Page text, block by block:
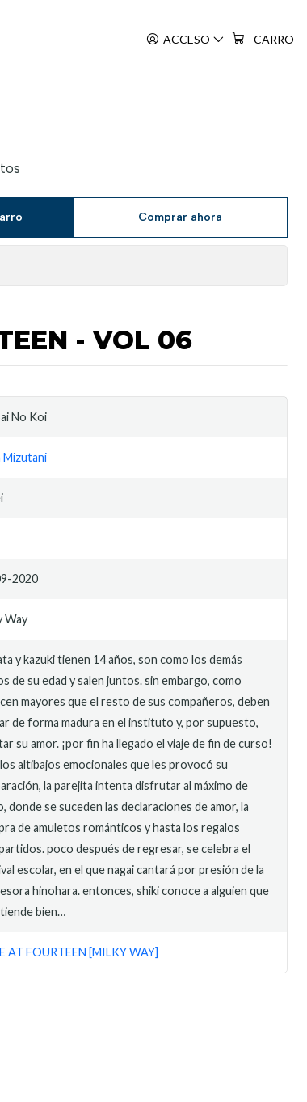
ACCESO CARRO
Comprar ahora
- VOL 06
No Koi
Mizutani
2020
Way
y kazuki tienen 14 años, son como los demás
de su edad y salen juntos. sin embargo, como
mayores que el resto de sus compañeros, deben
de forma madura en el instituto y, por supuesto,
su amor. ¡por fin ha llegado el viaje de fin de curso!
altibajos emocionales que les provocó su
la parejita intenta disfrutar al máximo de
donde se suceden las declaraciones de amor, la
de amuletos románticos y hasta los regalos
poco después de regresar, se celebra el
escolar, en el que nagai cantará por presión de la
hinohara. entonces, shiki conoce a alguien que
bien…
AT FOURTEEN [MILKY WAY]